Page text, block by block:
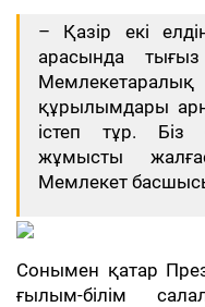
– Қазір екі
арасында
құрылымдары
істеп тұр. Біз
жұмысты
Мемлекет
Сонымен қатар
ғылым-білім